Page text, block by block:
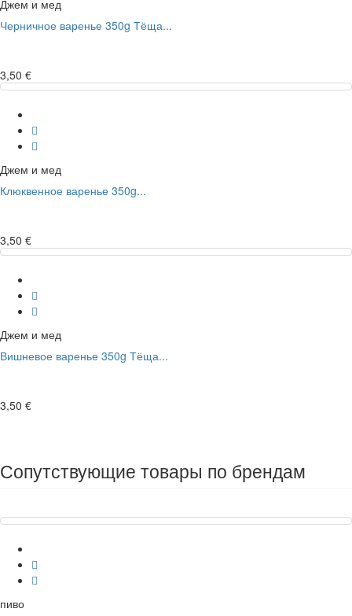
Джем и мед
Черничное варенье 350g Тёща...
3,50 €
Джем и мед
Клюквенное варенье 350g...
3,50 €
Джем и мед
Вишневое варенье 350g Тёща...
3,50 €
Сопутствующие товары по брендам
пиво